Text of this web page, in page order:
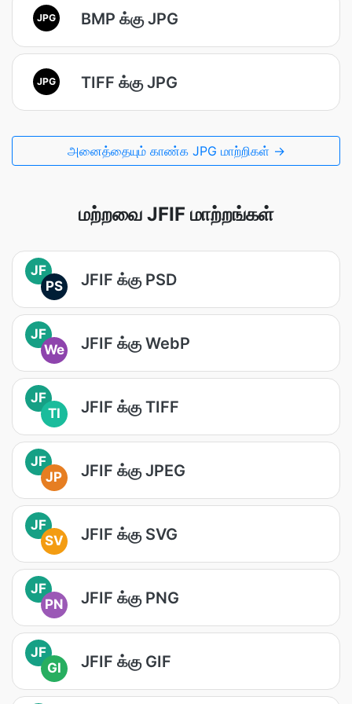
JPG BMP க்கு JPG
JPG TIFF க்கு JPG
அனைத்தையும் காண்க JPG மாற்றிகள் →
மற்றவை JFIF மாற்றங்கள்
JF
PS
JFIF க்கு PSD
JF
We
JFIF க்கு WebP
JF
TI
JFIF க்கு TIFF
JF
JP
JFIF க்கு JPEG
JF
SV
JFIF க்கு SVG
JF
PN
JFIF க்கு PNG
JF
GI
JFIF க்கு GIF